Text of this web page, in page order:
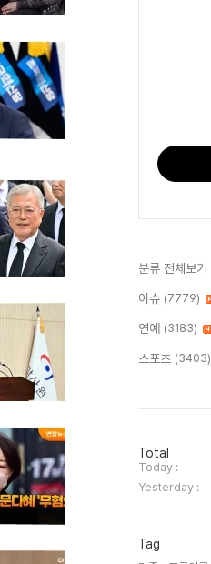
분류 전체보기
이슈 (7779)
연예 (3183)
스포츠 (3403)
방
문
자
수
Total
Today :
Yesterday :
Tag